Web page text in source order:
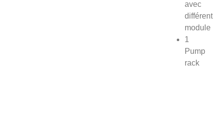
avec
différent
module
1
Pump
rack